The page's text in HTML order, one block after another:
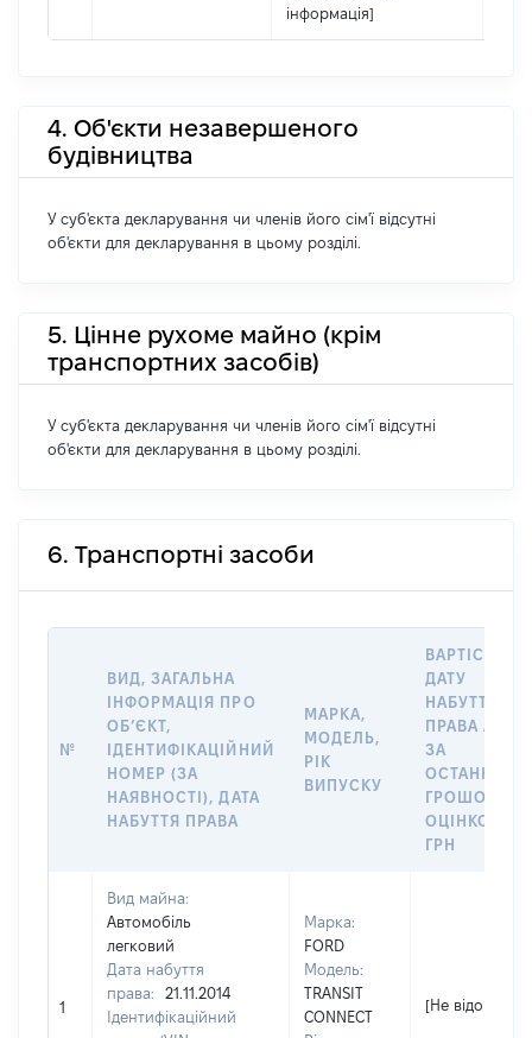
інформація]
4. Об'єкти незавершеного
будівництва
У суб'єкта декларування чи членів його сім'ї відсутні
об'єкти для декларування в цьому розділі.
5. Цінне рухоме майно (крім
транспортних засобів)
У суб'єкта декларування чи членів його сім'ї відсутні
об'єкти для декларування в цьому розділі.
6. Транспортні засоби
№
ВИД, ЗАГАЛЬНА
ІНФОРМАЦІЯ ПРО
ОБʼЄКТ,
ІДЕНТИФІКАЦІЙНИЙ
НОМЕР (ЗА
НАЯВНОСТІ), ДАТА
НАБУТТЯ ПРАВА
МАРКА,
МОДЕЛЬ,
РІК
ВИПУСКУ
ВАРТІСТЬ НА
ДАТУ
НАБУТТЯ
ПРАВА АБО
ЗА
ГРОШОВОЮ
ОЦІНКОЮ,
ГРН
1
Вид майна:
Автомобіль
легковий
Дата набуття
права:
21.11.2014
Ідентифікаційний
Марка:
FORD
Модель:
TRANSIT
CONNECT
[Не відомо]